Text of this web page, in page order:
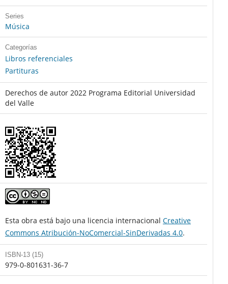
Series
Música
Categorías
Libros referenciales
Partituras
Derechos de autor 2022 Programa Editorial Universidad
del Valle
Esta obra está bajo una licencia internacional Creative
Commons Atribución-NoComercial-SinDerivadas 4.0.
ISBN-13 (15)
979-0-801631-36-7